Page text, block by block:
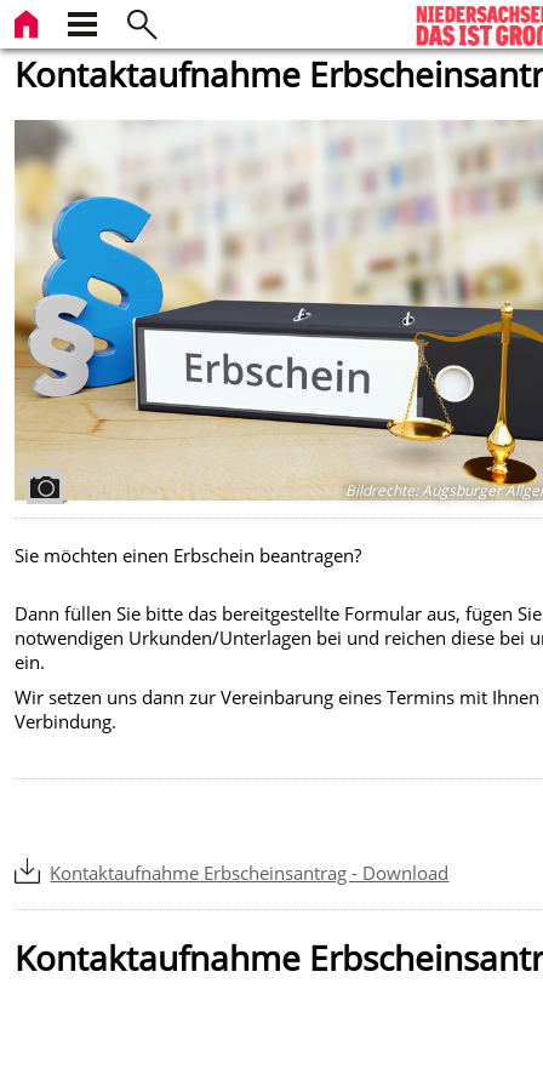
Kontaktaufnahme
Bildrechte:Augsburger
Sie möchten einen Erbschein beantragen?
Dann füllen Sie bitte das bereitgestellte Formular aus, fügen
notwendigen Urkunden/Unterlagen bei und reichen diese bei
ein.
Wir setzen uns dann zur Vereinbarung eines Termins mit
Verbindung.
Kontaktaufnahme Erbscheinsantrag - Download
Kontaktaufnahme